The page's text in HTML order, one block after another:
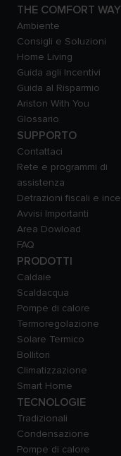
THE COMFORT WAY
Ambiente
Consigli e Soluzioni
Home Living
Guida agli Incentivi
Guida al Risparmio
Ariston With You
Glossario
SUPPORTO
Contattaci
Rete e programmi di
assistenza
Detrazioni fiscali e
Avvisi Importanti
Area Dowload
FAQ
PRODOTTI
Caldaie
Scaldacqua
Pompe di calore
Termoregolazione
Solare Termico
Bollitori
Climatizzazione
Smart Home
TECNOLOGIE
Tradizionali
Condensazione
Pompe di calore